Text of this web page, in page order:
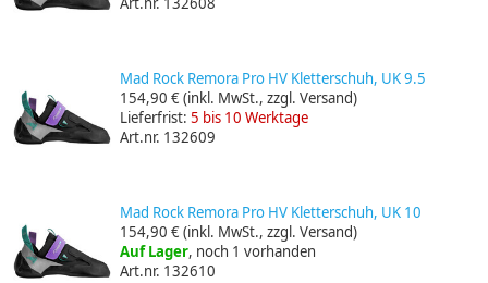
Mad Rock Remora Pro HV Kletterschuh, UK 9.5
154,90 €(inkl. MwSt., zzgl. Versand)
Lieferfrist: 5 bis 10 Werktage
Art.nr. 132609
Mad Rock Remora Pro HV Kletterschuh, UK 10
154,90 €(inkl. MwSt., zzgl. Versand)
Auf Lager, noch 1 vorhanden
Art.nr. 132610